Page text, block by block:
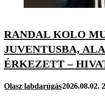
RANDAL KOLO
JUVENTUSBA,
ÉRKEZETT –
Olasz labdarúgás2026.08.02.